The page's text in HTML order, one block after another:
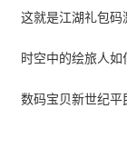
这就是江湖礼包码